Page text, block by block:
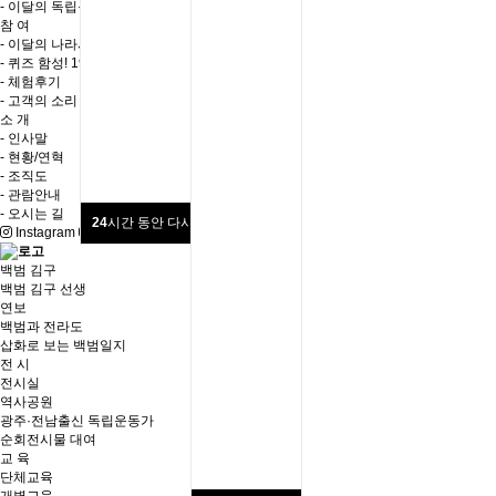
24시간 동안 다시 열람하지 않습니다.
- 이달의 독립운동가
참 여
- 이달의 나라사랑 퀴즈
- 퀴즈 함성! 1919
- 체험후기
- 고객의 소리
소 개
- 인사말
- 현황/연혁
- 조직도
- 관람안내
- 오시는 길
Instagram
Youtube Login
백범 김구
백범 김구 선생
연보
백범과 전라도
삽화로 보는 백범일지
전 시
전시실
역사공원
광주·전남출신 독립운동가
순회전시물 대여
교 육
단체교육